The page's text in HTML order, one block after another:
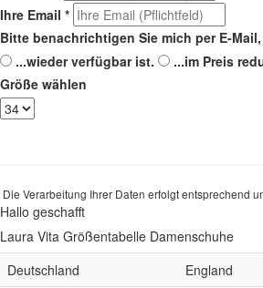
Ihre Email *
Bitte benachrichtigen Sie mich per E-
...wieder verfügbar ist.
...im Preis
Größe wählen
Die Verarbeitung Ihrer Daten erfolgt entsprechend
Hallo geschafft
Laura Vita Größentabelle Damenschuhe
Deutschland
England